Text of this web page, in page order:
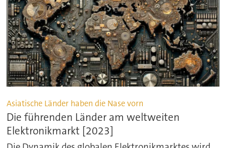
Asiatische Länder haben die Nase vorn
Die führenden Länder am weltweiten
Elektronikmarkt [2023]